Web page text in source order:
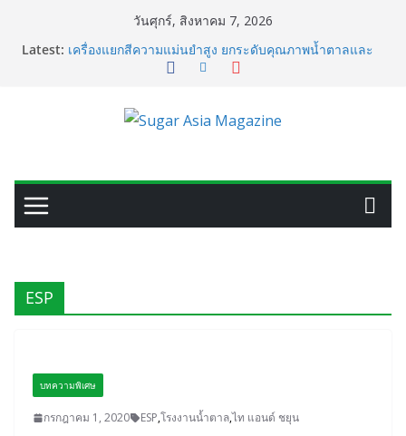
วันศุกร์, สิงหาคม 7, 2026
Latest: เครื่องแยกสีความแม่นยำสูง ยกระดับคุณภาพน้ำตาลและ
ประสิทธิภาพการผลิต
ถังเก็บในอุตสาหกรรมน้ำตาล
เปลี่ยนของเสียจากน้ำตาลสู่โปรตีน: Planetary เดินหน้า
วงจร ดันไทยสู่ศูนย์กลางไบโอพลาสติกของเอเชีย
อุตสาหกรรมเอทานอลไทยพร้อมรับ E20 โรงงาน 28 แห่งมี
ESP
บทความพิเศษ
กรกฎาคม 1, 2020 ESP,โรงงานน้ำตาล,ไท แอนด์ ชยุน